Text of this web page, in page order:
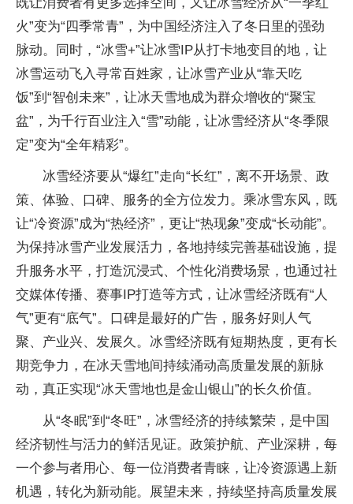
火”变为“四季常青”，为中国经济注入了冬日里的强劲
脉动。同时，“冰雪+”让冰雪IP从打卡地变目的地，让
冰雪运动飞入寻常百姓家，让冰雪产业从“靠天吃
饭”到“智创未来”，让冰天雪地成为群众增收的“聚宝
盆”，为千行百业注入“雪”动能，让冰雪经济从“冬季限
定”变为“全年精彩”。
冰雪经济要从“爆红”走向“长红”，离不开场景、政
策、体验、口碑、服务的全方位发力。乘冰雪东风，既
让“冷资源”成为“热经济”，更让“热现象”变成“长动能”。
为保持冰雪产业发展活力，各地持续完善基础设施，提
升服务水平，打造沉浸式、个性化消费场景，也通过社
交媒体传播、赛事IP打造等方式，让冰雪经济既有“人
气”更有“底气”。口碑是最好的广告，服务好则人气
聚、产业兴、发展久。冰雪经济既有短期热度，更有长
期竞争力，在冰天雪地间持续涌动高质量发展的新脉
动，真正实现“冰天雪地也是金山银山”的长久价值。
从“冬眠”到“冬旺”，冰雪经济的持续繁荣，是中国
经济韧性与活力的鲜活见证。政策护航、产业深耕，每
一个参与者用心、每一位消费者青睐，让冷资源遇上新
机遇，转化为新动能。展望未来，持续坚持高质量发展